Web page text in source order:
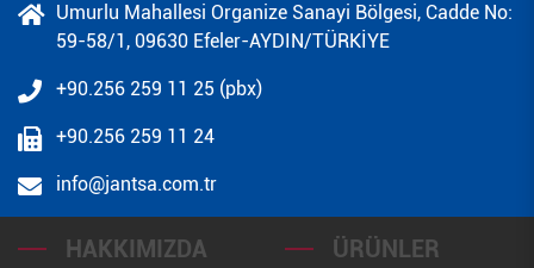
Umurlu Mahallesi Organize Sanayi Bölgesi, Cadde No:
59-58/1, 09630 Efeler-AYDIN/TÜRKİYE
+90.256 259 11 25 (pbx)
+90.256 259 11 24
info@jantsa.com.tr
HAKKIMIZDA ÜRÜNLER